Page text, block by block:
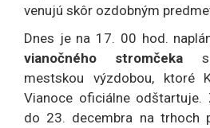
venujú skôr ozdobným
Dnes je na 17. 00 hod.
vianočného stromčeka
mestskou výzdobou, ktoré
Vianoce oficiálne odštartuje.
do 23. decembra na trhoch